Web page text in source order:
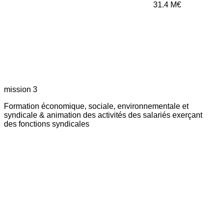
31.4 M€
mission 3
Formation économique, sociale, environnementale et
syndicale & animation des activités des salariés exerçant
des fonctions syndicales